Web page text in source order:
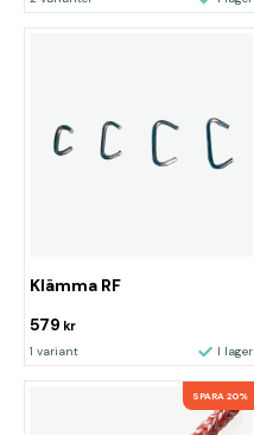
Klämma RF
579 kr
1 variant I lager
SPARA 20%